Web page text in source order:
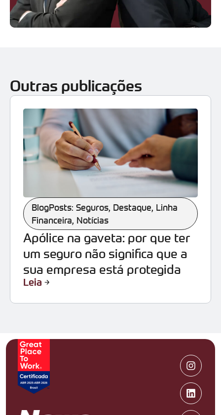
Outras publicações
BlogPosts: Seguros, Destaque, Linha
Financeira, Notícias
Apólice na gaveta: por que ter
um seguro não significa que a
sua empresa está protegida
Leia